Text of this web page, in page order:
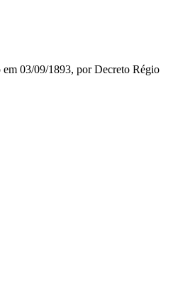
03/09/1893, por Decreto Régio